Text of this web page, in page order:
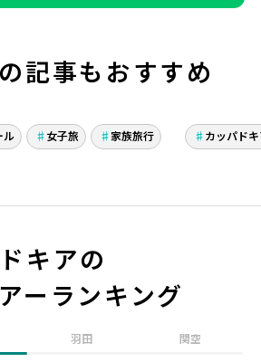
記事もおすすめ
日イスタンブ
ル 女子旅 家族旅行
日間
カッパド
キアの
ーランキング
羽田 関空